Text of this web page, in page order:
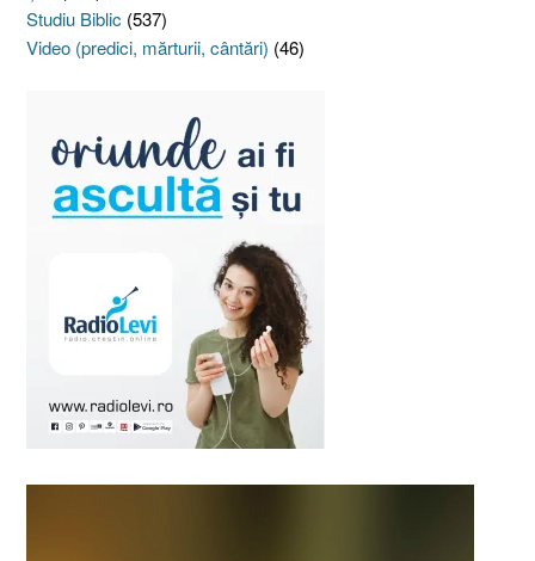
Studiu Biblic (537)
Video (predici, mărturii, cântări) (46)